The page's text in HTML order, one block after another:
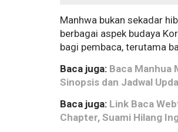
Manhwa bukan sekadar
berbagai aspek budaya
bagi pembaca, terutama
Baca juga: Baca Manhua
Sinopsis dan Jadwal
Baca juga: Link Baca
Chapter, Suami Hilang